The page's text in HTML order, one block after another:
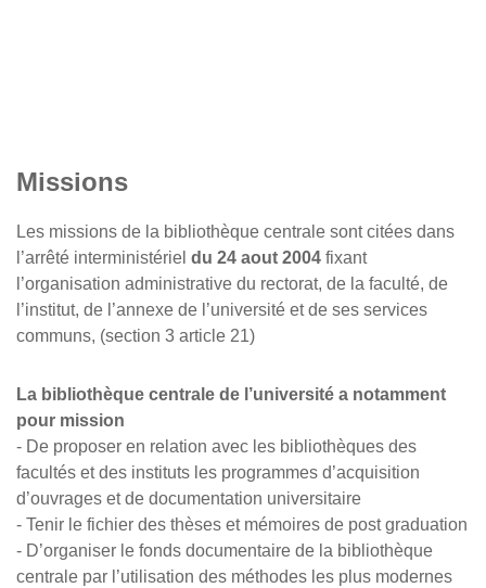
Missions
Les missions de la bibliothèque centrale sont citées dans
l’arrêté interministériel du 24 aout 2004 fixant
l’organisation administrative du rectorat, de la faculté, de
l’institut, de l’annexe de l’université et de ses services
communs, (section 3 article 21)
La bibliothèque centrale de l’université a notamment
pour mission
- De proposer en relation avec les bibliothèques des
facultés et des instituts les programmes d’acquisition
d’ouvrages et de documentation universitaire
- Tenir le fichier des thèses et mémoires de post graduation
- D’organiser le fonds documentaire de la bibliothèque
centrale par l’utilisation des méthodes les plus modernes